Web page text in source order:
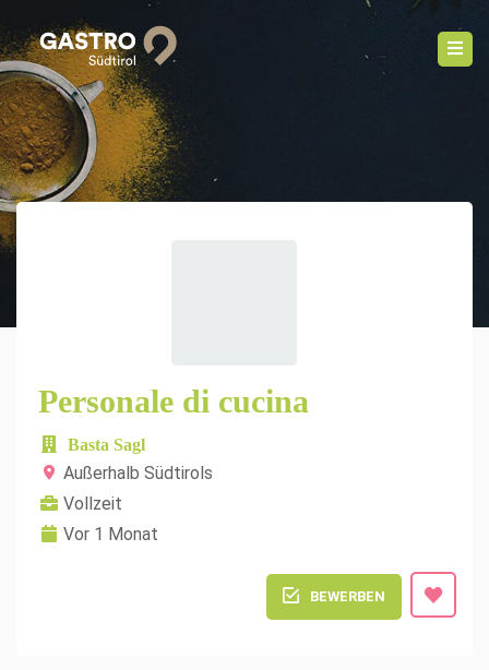
Personale di cucina
Basta Sagl
Außerhalb Südtirols
Vollzeit
Vor 1 Monat
BEWERBEN